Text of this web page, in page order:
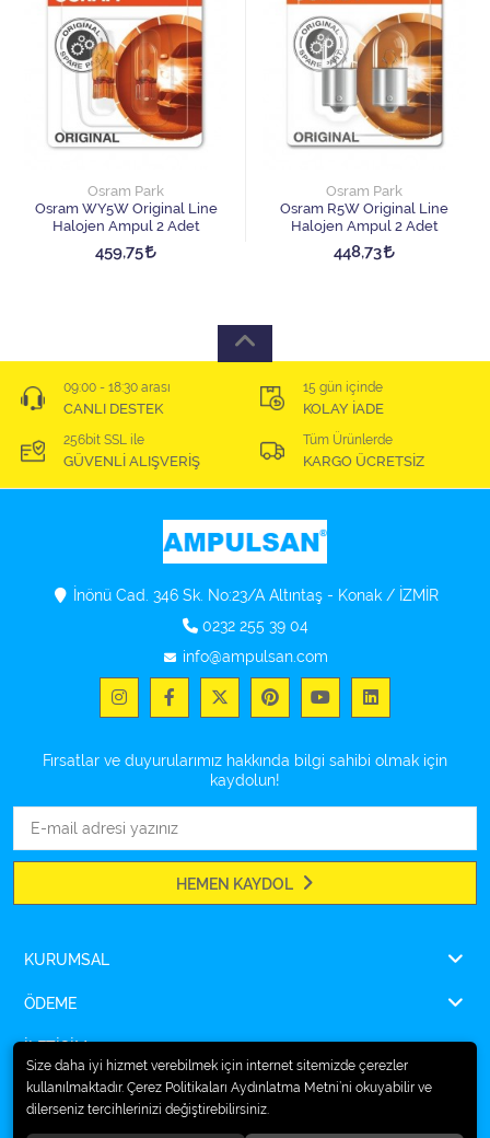
Osram Park
Osram WY5W Original Line
Halojen Ampul 2 Adet
459,75
Osram Park
Osram R5W Original Line
Halojen Ampul 2 Adet
448,73
09:00 - 18:30 arası
CANLI DESTEK
15 gün içinde
KOLAY İADE
256bit SSL ile
GÜVENLİ ALIŞVERİŞ
Tüm Ürünlerde
KARGO ÜCRETSİZ
İnönü Cad. 346 Sk. No:23/A Altıntaş - Konak / İZMİR
0232 255 39 04
info@ampulsan.com
Fırsatlar ve duyurularımız hakkında bilgi sahibi olmak için
kaydolun!
HEMEN KAYDOL
KURUMSAL
ÖDEME
İLETİŞİM
© 2026Ampulsan®. Tüm hakları saklıdır.
Size daha iyi hizmet verebilmek için internet sitemizde çerezler
kullanılmaktadır. Çerez Politikaları Aydınlatma Metni’ni okuyabilir ve
dilerseniz tercihlerinizi değiştirebilirsiniz.